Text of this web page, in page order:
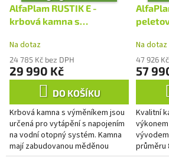
A
R
M
A
AlfaPlam RUSTIK E -
krbová kamna s
Na dotaz
24 785 Kč bez DPH
29 990 Kč
DO KOŠÍKU
Krbová kamna s výměníkem jsou
určená pro vytápění s napojením
na vodní otopný systém. Kamna
mají zabudovanou měděnou
ochlazovací smyčku, která
Na dotaz
47 926
57
Kvalitní
průměru
krásné